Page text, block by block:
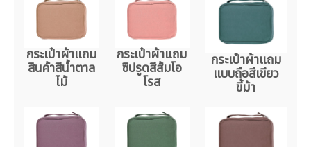
กระเป๋าผ้าแถม
สินค้าสีน้ำตาล
ไม้
กระเป๋าผ้าแถม
ซิปรูดสีส้มโอ
โรส
กระเป๋าผ้าแถม
แบบถือสีเขียว
ขี้ม้า